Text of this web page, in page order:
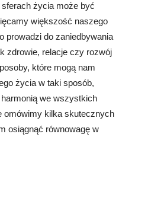
życia może być
większość naszego
prowadzi do zaniedbywania
zdrowie, relacje czy rozwój
które mogą nam
życia w taki sposób,
we wszystkich
omówimy kilka skutecznych
osiągnąć równowagę w